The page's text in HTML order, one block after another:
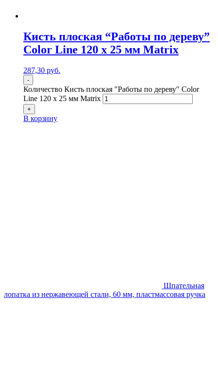
Кисть плоская “Работы по дереву”
Color Line 120 х 25 мм Matrix
287,30 руб.
-
Количество Кисть плоская "Работы по дереву" Color
Line 120 х 25 мм Matrix
+
В корзину
Шпательная
лопатка из нержавеющей стали, 60 мм, пластмассовая ручка